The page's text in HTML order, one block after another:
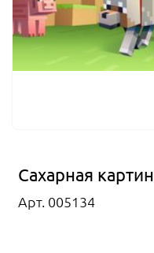
Сахарная
Арт. 005134